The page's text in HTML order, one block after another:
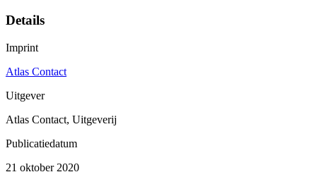
Details
Imprint
Atlas Contact
Uitgever
Atlas Contact, Uitgeverij
Publicatiedatum
21 oktober 2020